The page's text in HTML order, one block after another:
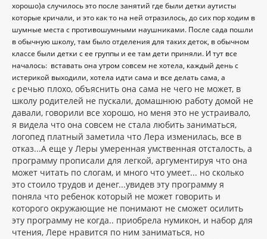
хорошо)а случилось это после занятий где были детки аутисты
которые кричали, и это как то на ней отразилось, до сих пор ходим в
шумные места с противошумными наушниками. После сада пошли
в обычную школу, там было отделения для таких деток, в обычном
классе были детки с ее группы и ее там дети приняли. И тут все
началось: вставать она утром совсем не хотела, каждый день с
истерикой выходили, хотела идти сама и все делать сама, а
с речью плохо, объяснить она сама не чего не может, в
школу родителей не пускали, домашнюю работу домой не
давали, говорили все хорошо, но меня это не устраивало,
я видела что она совсем не стала любить заниматься,
логопед платный заметила что Лера изменилась, все в
отказ...А еще у Леры умеренная умственная отсталость, а
программу прописали для легкой, аргументируя что она
может читать по слогам, и много что умеет... но сколько
это стоило трудов и денег...увидев эту программу я
поняла что ребенок который не может говорить и
которого окружающие не понимают не сможет осилить
эту программу не когда.. приобрела нумикон, и набор для
чтения, Лере нравится по ним заниматься, но